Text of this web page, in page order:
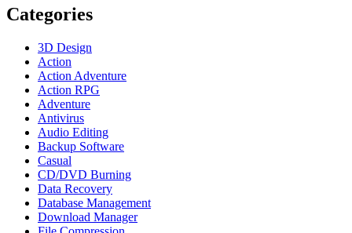
Categories
3D Design
Action
Action Adventure
Action RPG
Adventure
Antivirus
Audio Editing
Backup Software
Casual
CD/DVD Burning
Data Recovery
Database Management
Download Manager